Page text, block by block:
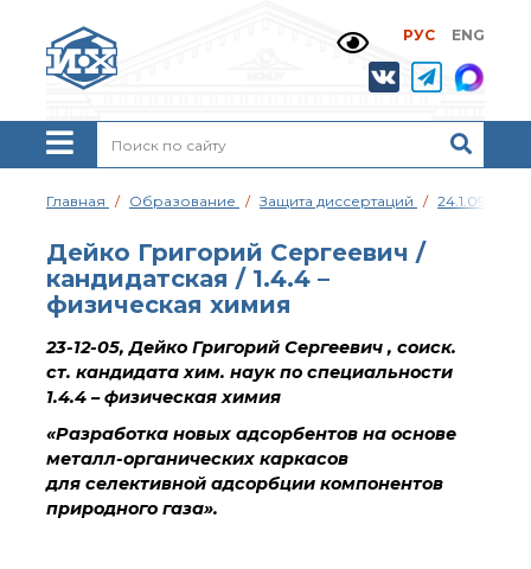
РУС ENG
Жизнь и выдающиеся
моменты научной
деятельности
Н. Д. Зелинского
История ИОХ РАН
Администрация
Научные школы
Подразделения
института
Ученый совет ИОХ
РАН
Диссертационные
советы
Совет молодых ученых
ИОХ РАН
Центр коллективного
пользования
Института
Главная Образование Защита диссертаций 24.1.092.02
Дейко Григорий Сергеевич /
кандидатская / 1.4.4 –
физическая химия
23-12-05, Дейко Григорий Сергеевич , соиск.
ст. кандидата хим. наук по специальности
1.4.4 – физическая химия
«Разработка новых адсорбентов на основе
металл-органических каркасов
для селективной адсорбции компонентов
природного газа».